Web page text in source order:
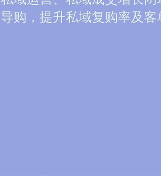
实时同步，打造服装新零